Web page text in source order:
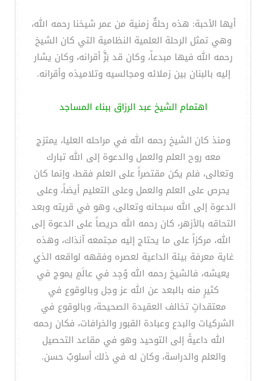
أيها الأحبة: هذه رحلةٌ زمنية من عمر شيخنا رحمه الله،
وهي تمثل الرحلة العلمية النظامية التي كان الشيخ
رحمه الله فيها مبدعاً، وكان قد بَزَّ أقرانه، وكان يشار
إليه بالبنان بين زملائه ومجالسيه وتلاميذه وأقرانه.
اهتمام الشيخ عبد الرزاق ببناء المساجد
ومنذ كان الشيخ رحمه الله في مراحله العليا، يمتزج
معه روح العلم والعمل والدعوة إلى الله تبارك
وتعالى، فلم يكن مقتصراً على العلم فقط، وإنما كان
يحرص على العلم والعمل وعلى التعليم أيضاً، وعلى
الدعوة إلى الله سبحانه وتعالى، وهو في قريته وبعد
التحاقه بالأزهر، كان رحمه الله حريصاً على الدعوة إلى
الله، مركزاً على ما يحتاج إليه مجتمعه آنذاك، وهذه
غاية معرفة بيئة الداعية لعصره وفقهه لواقعه الذي
يعيشه، فالشيخ رحمه الله وُجِد في عالَمٍ يموج في
كثيرٍ منه بالبعد عن الله عز وجل وبالوقوع في
معتقداتٍ تخالف العقيدة الصحيحة، وبالوقوع في
الشركيات والبدع وعبادة القبور والخرافات، فكان رحمه
الله داعيةً إلى التوحيد وهو في مقاعد التحصيل
والعلم والدراسة، وكان له في ذلك أسلوبٌ حسن.